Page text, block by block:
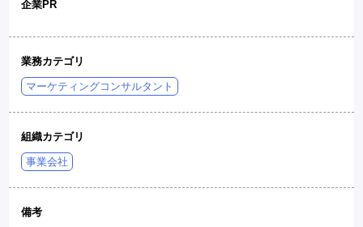
企業PR
業務カテゴリ
マーケティングコンサルタント
組織カテゴリ
事業会社
備考